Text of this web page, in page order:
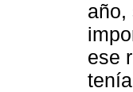
año,
ese